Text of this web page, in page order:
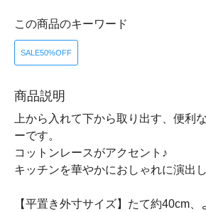
この商品のキーワード
SALE50%OFF
商品説明
上から入れて下から取り出す、便利
ーです。
コットンレースがアクセント♪
キッチンを華やかにおしゃれに演出
【平置き外寸サイズ】たて約40cm、